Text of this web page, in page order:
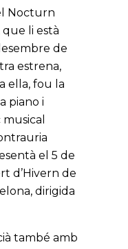
Nocturn
li està
de
estrena,
ella, fou la
piano i
el 5 de
d’Hivern de
dirigida
també amb